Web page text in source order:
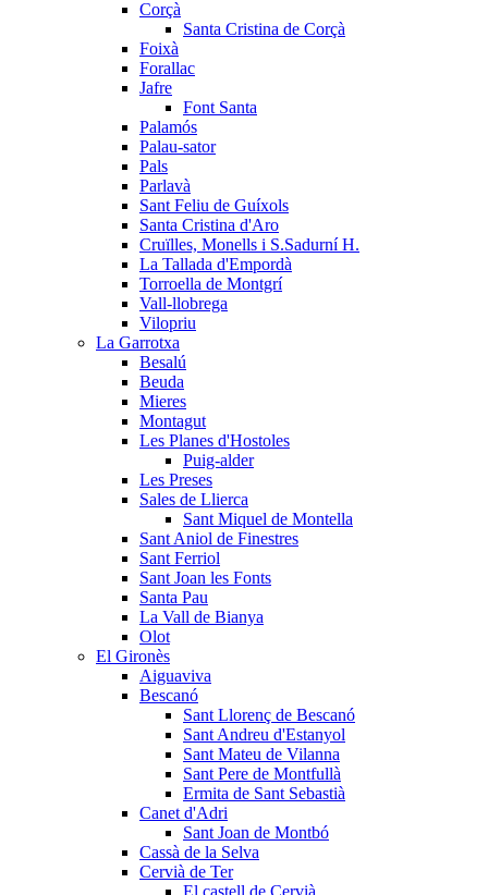
Corçà
Santa Cristina de Corçà
Foixà
Forallac
Jafre
Font Santa
Palamós
Palau-sator
Pals
Parlavà
Sant Feliu de Guíxols
Santa Cristina d'Aro
Cruïlles, Monells i S.Sadurní H.
La Tallada d'Empordà
Torroella de Montgrí
Vall-llobrega
Vilopriu
La Garrotxa
Besalú
Beuda
Mieres
Montagut
Les Planes d'Hostoles
Puig-alder
Les Preses
Sales de Llierca
Sant Miquel de Montella
Sant Aniol de Finestres
Sant Ferriol
Sant Joan les Fonts
Santa Pau
La Vall de Bianya
Olot
El Gironès
Aiguaviva
Bescanó
Sant Llorenç de Bescanó
Sant Andreu d'Estanyol
Sant Mateu de Vilanna
Sant Pere de Montfullà
Ermita de Sant Sebastià
Canet d'Adri
Sant Joan de Montbó
Cassà de la Selva
Cervià de Ter
El castell de Cervià